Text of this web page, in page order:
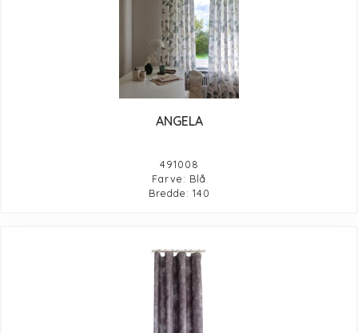
ANGELA
491008
Farve: Blå
Bredde: 140